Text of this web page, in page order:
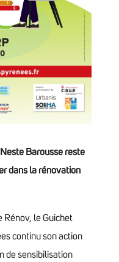
Barousse reste
dans la rénovation
Rénov, le Guichet
continu son action
de sensibilisation